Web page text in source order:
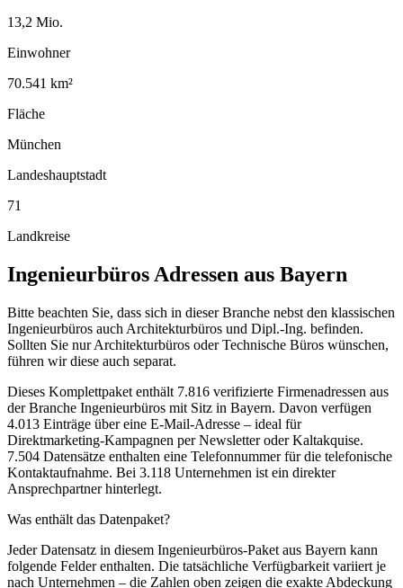
13,2 Mio.
Einwohner
70.541 km²
Fläche
München
Landeshauptstadt
71
Landkreise
Ingenieurbüros Adressen aus Bayern
Bitte beachten Sie, dass sich in dieser Branche nebst den klassischen
Ingenieurbüros auch Architekturbüros und Dipl.-Ing. befinden.
Sollten Sie nur Architekturbüros oder Technische Büros wünschen,
führen wir diese auch separat.
Dieses Komplettpaket enthält 7.816 verifizierte Firmenadressen aus
der Branche Ingenieurbüros mit Sitz in Bayern. Davon verfügen
4.013 Einträge über eine E-Mail-Adresse – ideal für
Direktmarketing-Kampagnen per Newsletter oder Kaltakquise.
7.504 Datensätze enthalten eine Telefonnummer für die telefonische
Kontaktaufnahme. Bei 3.118 Unternehmen ist ein direkter
Ansprechpartner hinterlegt.
Was enthält das Datenpaket?
Jeder Datensatz in diesem Ingenieurbüros-Paket aus Bayern kann
folgende Felder enthalten. Die tatsächliche Verfügbarkeit variiert je
nach Unternehmen – die Zahlen oben zeigen die exakte Abdeckung